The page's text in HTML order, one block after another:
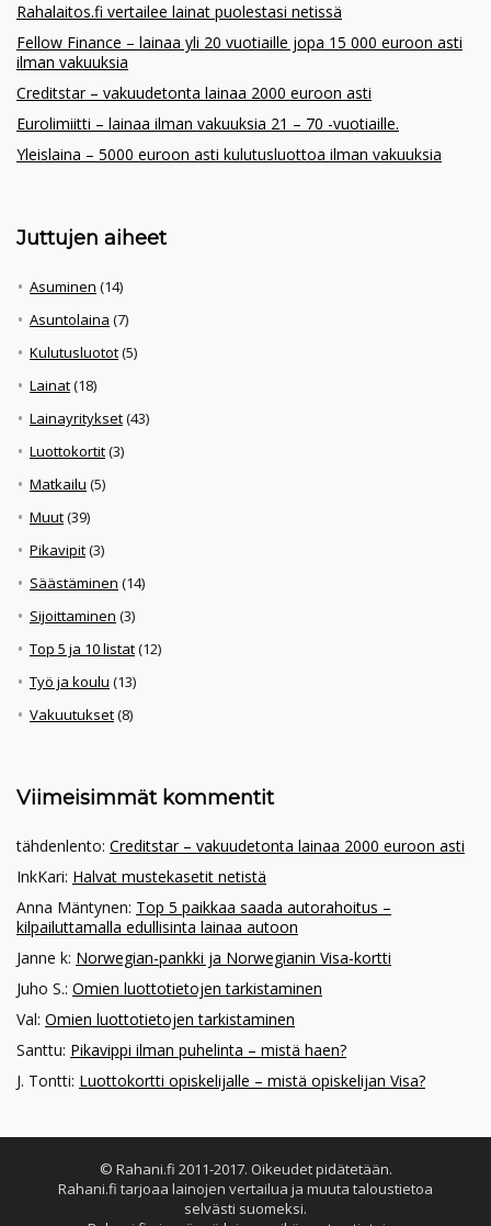
Rahalaitos.fi vertailee lainat puolestasi netissä
Fellow Finance – lainaa yli 20 vuotiaille jopa 15 000 euroon asti
ilman vakuuksia
Creditstar – vakuudetonta lainaa 2000 euroon asti
Eurolimiitti – lainaa ilman vakuuksia 21 – 70 -vuotiaille.
Yleislaina – 5000 euroon asti kulutusluottoa ilman vakuuksia
Juttujen aiheet
Asuminen (14)
Asuntolaina (7)
Kulutusluotot(5)
Lainat(18)
Lainayritykset(43)
Luottokortit(3)
Matkailu (5)
Muut(39)
Pikavipit(3)
Säästäminen (14)
Sijoittaminen (3)
Top 5 ja 10 listat(12)
Työ ja koulu (13)
Vakuutukset(8)
Viimeisimmät kommentit
tähdenlento: Creditstar – vakuudetonta lainaa 2000 euroon asti
InkKari: Halvat mustekasetit netistä
Anna Mäntynen: Top 5 paikkaa saada autorahoitus –
kilpailuttamalla edullisinta lainaa autoon
Janne k: Norwegian-pankki ja Norwegianin Visa-kortti
Juho S.: Omien luottotietojen tarkistaminen
Val: Omien luottotietojen tarkistaminen
Santtu: Pikavippi ilman puhelinta – mistä haen?
J. Tontti: Luottokortti opiskelijalle – mistä opiskelijan Visa?
© Rahani.fi 2011-2017. Oikeudet pidätetään.
Rahani.fi tarjoaa lainojen vertailua ja muuta taloustietoa
selvästi suomeksi.